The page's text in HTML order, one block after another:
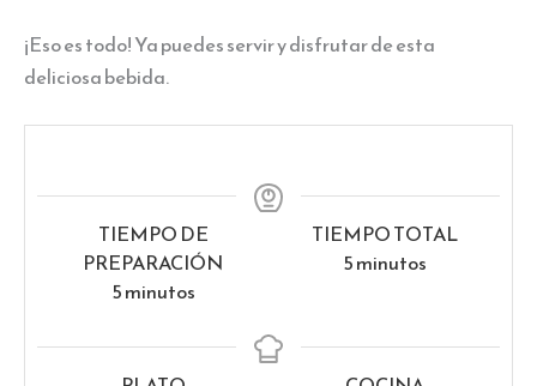
¡Eso es todo! Ya puedes servir y disfrutar de esta
deliciosa bebida.
TIEMPO DE
PREPARACIÓN
5minutos
minutos
TIEMPO TOTAL
5minutos
minutos